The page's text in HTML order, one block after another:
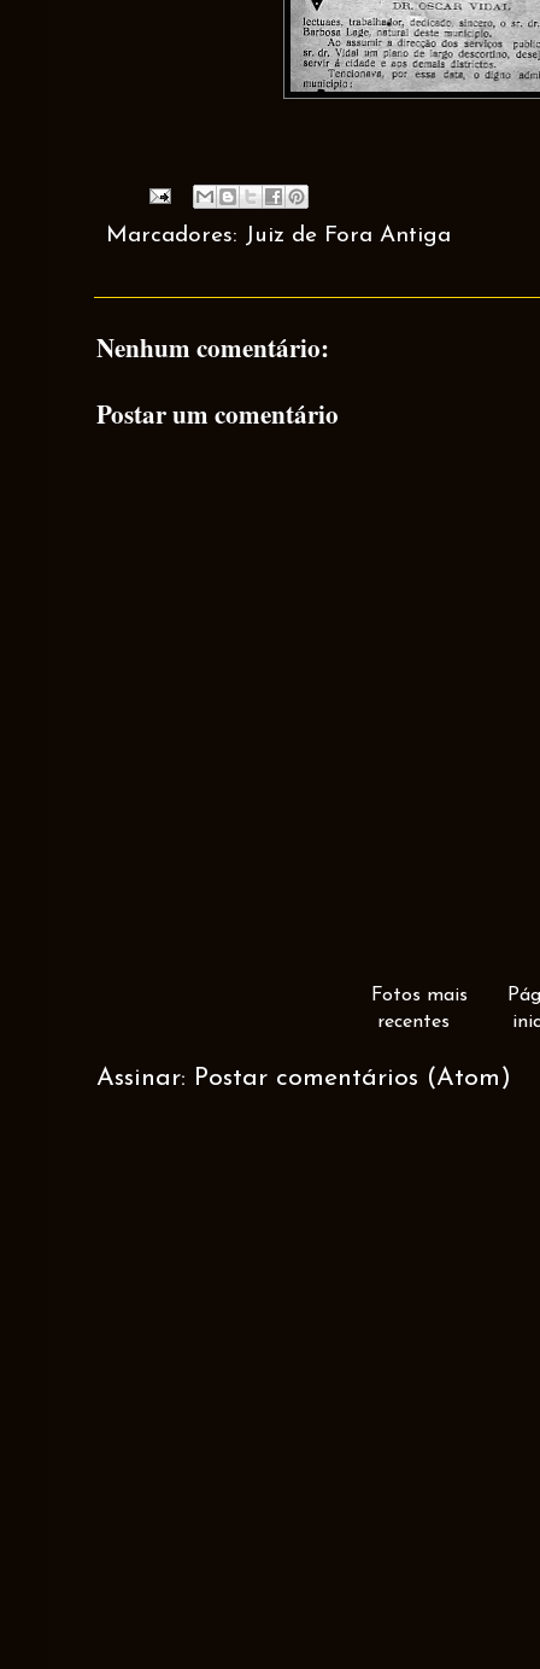
Marcadores: Juiz de Fora Antiga
Nenhum comentário:
Postar um comentário
Fotos mais
recentes
Assinar: Postar comentários (Atom)